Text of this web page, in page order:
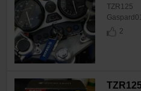
TZR125
2